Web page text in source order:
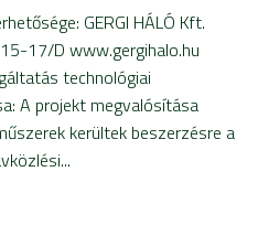
GERGI HÁLÓ Kft.
17/D www.gergihalo.hu
technológiai
A projekt megvalósítása
kerültek beszerzésre a